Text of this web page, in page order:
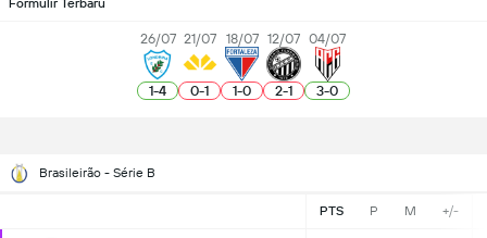
Formulir Terbaru
26/07
1-4
21/07
0-1
18/07
1-0
12/07
2-1
04/07
3-0
Brasileirão - Série B
PTS P M +/-